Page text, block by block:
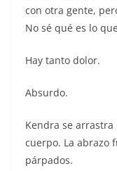
con otra gente,
No sé qué es lo
Hay tanto dolor.
Absurdo.
Kendra se
cuerpo. La abrazo
párpados.